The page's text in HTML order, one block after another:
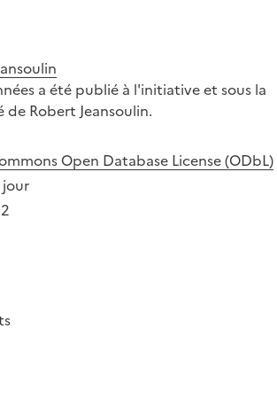
a été publié à l'initiative et sous la
de Robert Jeansoulin.
Open Database License (ODbL)
jour